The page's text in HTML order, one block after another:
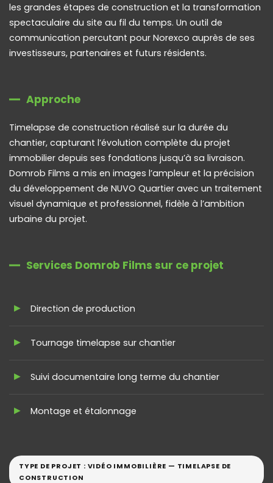
les grandes étapes de construction et la transformation
spectaculaire du site au fil du temps. Un outil de
communication percutant pour Norexco auprès de ses
investisseurs, partenaires et futurs résidents.
Approche
Timelapse de construction réalisé sur la durée du
chantier, capturant l’évolution complète du projet
immobilier depuis ses fondations jusqu’à sa livraison.
Domrob Films a mis en images l’ampleur et la précision
du développement de NUVO Quartier avec un traitement
visuel dynamique et professionnel, fidèle à l’ambition
urbaine du projet.
Services Domrob Films sur ce projet
Direction de production
Tournage timelapse sur chantier
Suivi documentaire long terme du chantier
Montage et étalonnage
TYPE DE PROJET : VIDÉO IMMOBILIÈRE — TIMELAPSE DE
CONSTRUCTION